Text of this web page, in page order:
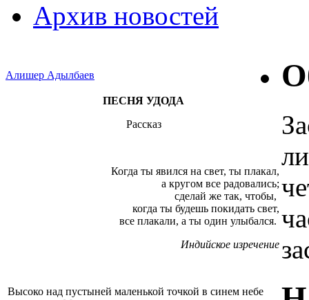
Архив новостей
Алишер Адылбаев
ПЕСНЯ УДОДА
Рассказ
Когда ты явился на свет, ты плакал,
а кругом все радовались;
сделай же так, чтобы,
когда ты будешь покидать свет,
все плакали, а ты один улыбался.
Индийское изречение
Высоко над пустыней маленькой точкой в синем небе